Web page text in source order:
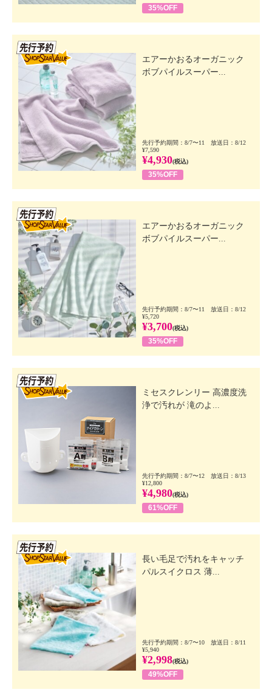
35%OFF
エアーかおるオーガニック
ボブパイルスーパー...
先行予約期間：8/7〜11 放送日：8/12
¥7,590
¥4,930(税込)
35%OFF
エアーかおるオーガニック
ボブパイルスーパー...
先行予約期間：8/7〜11 放送日：8/12
¥5,720
¥3,700(税込)
35%OFF
ミセスクレンリー 高濃度洗
浄で汚れが 滝のよ...
先行予約期間：8/7〜12 放送日：8/13
¥12,800
¥4,980(税込)
61%OFF
長い毛足で汚れをキャッチ
パルスイクロス 薄...
先行予約期間：8/7〜10 放送日：8/11
¥5,940
¥2,998(税込)
49%OFF